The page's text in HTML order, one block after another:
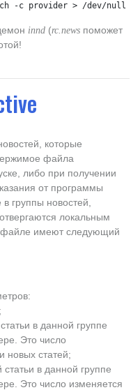
-c provider > /dev/null
innd (rc.news поможет
которые
файла
либо при получении
от программы
в группы новостей,
отвергаются локальным
файле имеют следующий
в данной группе
Это число
новых статей;
в данной группе
Это число изменяется